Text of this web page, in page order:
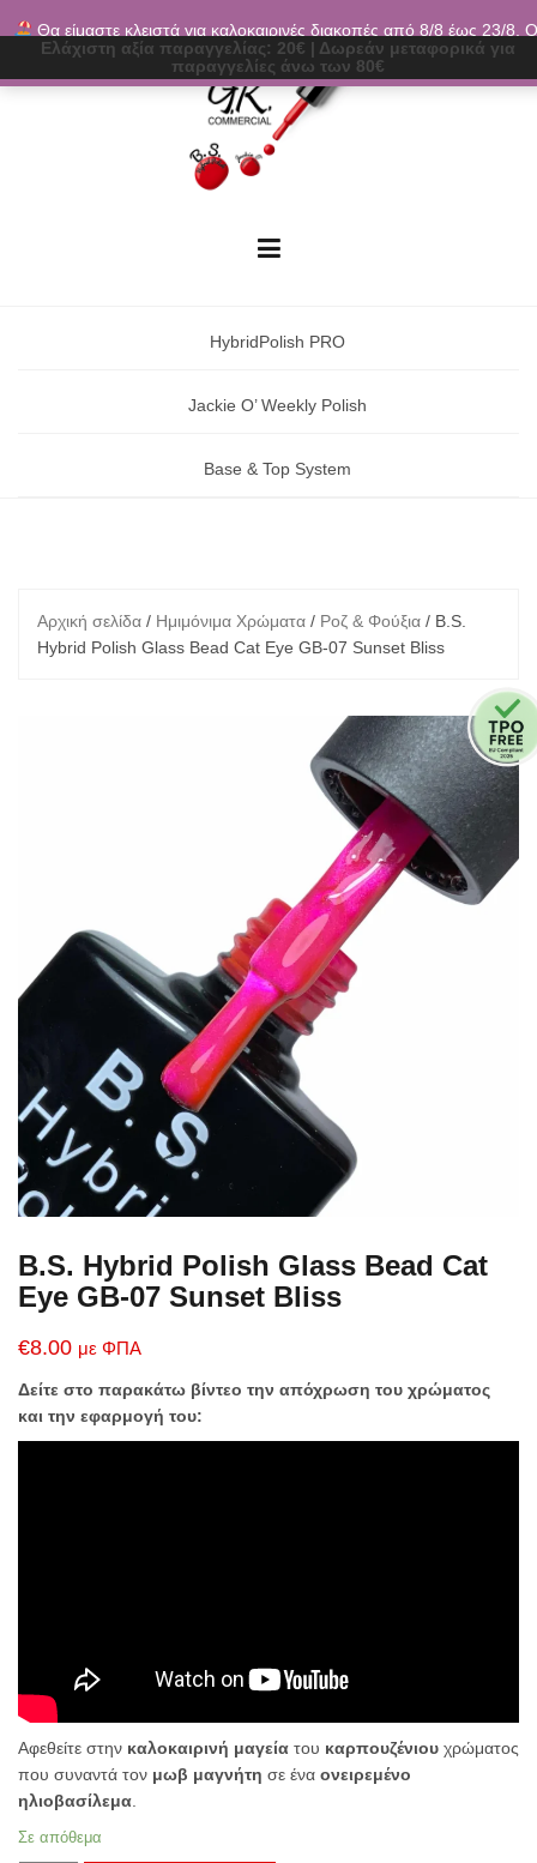
Θα είμαστε κλειστά για καλοκαιρινές διακοπές από 8/8 έως 23/8.
παραγγελίες θα εκτελούνται ξανά από 24/8. Καλό καλοκαίρι!
to
Ελάχιστη αξία παραγγελίας: 20€ | Δωρεάν μεταφορικά για
παραγγελίες άνω των 80€
HybridPolish PRO
Jackie O’ Weekly Polish
Base & Top System
Αρχική σελίδα / Ημιμόνιμα Χρώματα / Ροζ & Φούξια / B.S.
Hybrid Polish Glass Bead Cat Eye GB-07 Sunset Bliss
B.S. Hybrid Polish Glass Bead Cat
Eye GB-07 Sunset Bliss
€8.00 με ΦΠΑ
Δείτε στο παρακάτω βίντεο την απόχρωση του χρώματος
και την εφαρμογή του:
Αφεθείτε στην καλοκαιρινή μαγεία του καρπουζένιου χρώματος
που συναντά τον μωβ μαγνήτη σε ένα ονειρεμένο
ηλιοβασίλεμα
Σε απόθεμα